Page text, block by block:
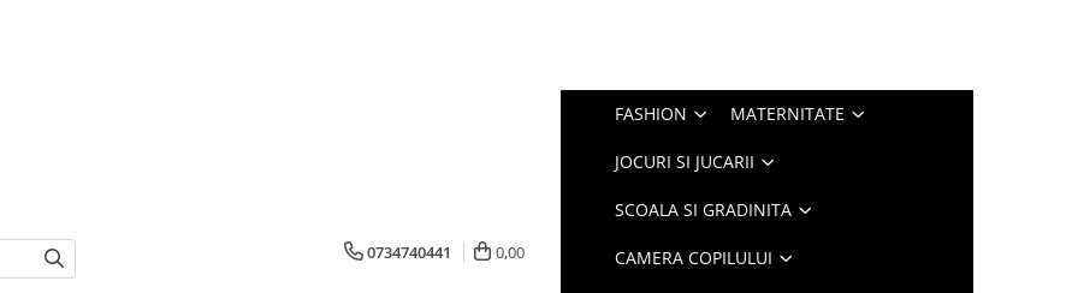
0734740441 0,00
FASHION MATERNITATE
JOCURI SI JUCARII
SCOALA SI GRADINITA
CAMERA COPILULUI